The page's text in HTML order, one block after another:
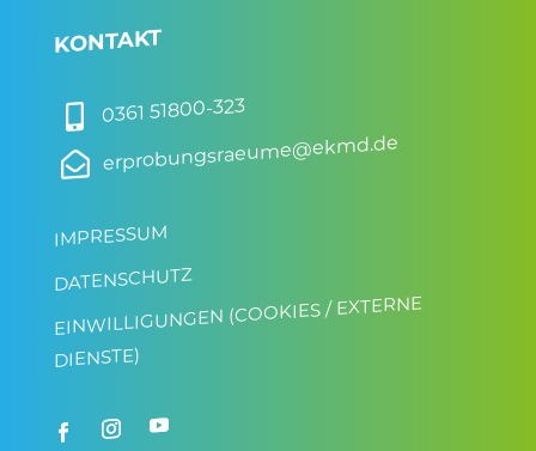
KONTAKT
 0361 51800-323
 erprobungsraeume@ekmd.de
IMPRESSUM
DATENSCHUTZ
EINWILLIGUNGEN (COOKIES / EXTERNE
DIENSTE)